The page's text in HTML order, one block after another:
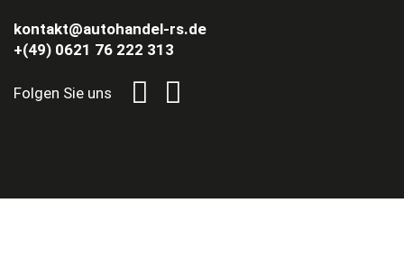
kontakt@autohandel-rs.de
+(49) 0621 76 222 313
Folgen Sie uns